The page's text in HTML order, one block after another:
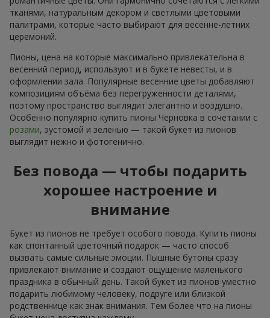
тканями, натуральным декором и светлыми цветовыми
палитрами, которые часто выбирают для весенне-летних
церемоний.
Пионы, цена на которые максимально привлекательна в
весенний период, используют и в букете невесты, и в
оформлении зала. Популярные весенние цветы добавляют
композициям объёма без перегруженности деталями,
поэтому пространство выглядит элегантно и воздушно.
Особенно популярно купить пионы Черновка в сочетании с
розами, эустомой и зеленью — такой букет из пионов
выглядит нежно и фотогенично.
Без повода — чтобы подарить
хорошее настроение и
внимание
Букет из пионов не требует особого повода. Купить пионы
как спонтанный цветочный подарок — часто способ
вызвать самые сильные эмоции. Пышные бутоны сразу
привлекают внимание и создают ощущение маленького
праздника в обычный день. Такой букет из пионов уместно
подарить любимому человеку, подруге или близкой
родственнице как знак внимания. Тем более что на пионы